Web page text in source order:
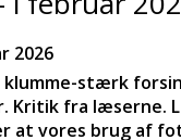
2026
stærk
Kritik fra læserne.
at vores brug af